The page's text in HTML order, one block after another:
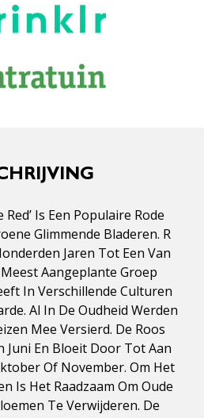
Red’ Is Een Populaire Rode
Glimmende Bladeren. R
Jaren Tot Een Van
Aangeplante Groep
In Verschillende Culturen
Al In De Oudheid Werden
Mee Versierd. De Roos
Juni En Bloeit Door Tot Aan
Of November. Om Het
Is Het Raadzaam Om Oude
Te Verwijderen. De